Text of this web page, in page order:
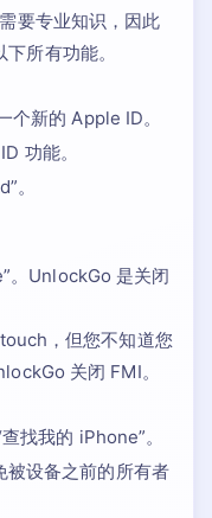
要专业知识，因此
所有功能。
新的 Apple ID。
功能。
。
。UnlockGo 是关闭
，但您不知道您
关闭 FMI。
找我的 iPhone”。
设备之前的所有者